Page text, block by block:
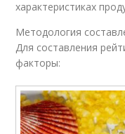
характеристиках
Методология
Для составления
факторы: